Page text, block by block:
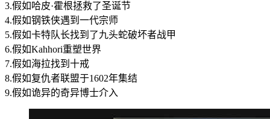
3.假如哈皮·霍根拯救了圣诞节
4.假如钢铁侠遇到一代宗师
5.假如卡特队长找到了九头蛇破坏者战甲
6.假如Kahhori重塑世界
7.假如海拉找到十戒
8.假如复仇者联盟于1602年集结
9.假如诡异的奇异博士介入